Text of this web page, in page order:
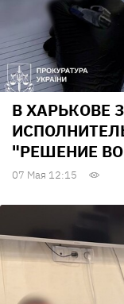
В ХАРЬКОВЕ
"РЕШЕНИЕ
07 Мая 12:15